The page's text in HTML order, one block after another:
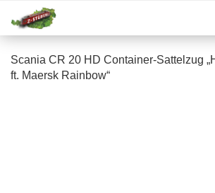
Scania CR 20 HD Container-Sattelzug
ft. Maersk Rainbow“